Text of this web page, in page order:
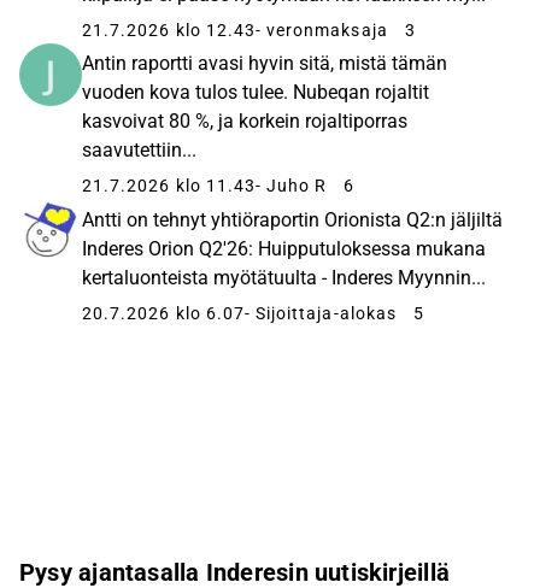
21.7.2026 klo 12.43- veronmaksaja 3
Antin raportti avasi hyvin sitä, mistä tämän
vuoden kova tulos tulee. Nubeqan rojaltit
kasvoivat 80 %, ja korkein rojaltiporras
saavutettiin...
21.7.2026 klo 11.43- Juho R 6
Antti on tehnyt yhtiöraportin Orionista Q2:n jäljiltä
Inderes Orion Q2'26: Huipputuloksessa mukana
kertaluonteista myötätuulta - Inderes Myynnin...
20.7.2026 klo 6.07- Sijoittaja-alokas 5
Pysy ajantasalla Inderesin uutiskirjeillä